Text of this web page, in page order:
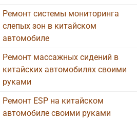
Ремонт системы мониторинга
слепых зон в китайском
автомобиле
Ремонт массажных сидений в
китайских автомобилях своими
руками
Ремонт ESP на китайском
автомобиле своими руками